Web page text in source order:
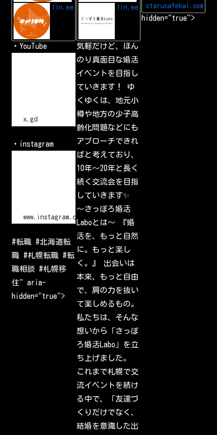
lin.ee
・YouTube
h
t
s
/
/
x
.
g
d
/
p
l
d
x.gd
・instagram
L
o
g
i
n
•
I
n
g
a
W
l
o
b
a
c
k
t
o
I
n
t
a
g
r
a
.
S
i
www.instagram.com
#転職 #北海道転
職 #札幌転職 #転
職相談 #札幌移
住" aria-
hidden="true">
r
i
e
lin.ee
気軽だけど、ほん
のり真面目な婚活
イベントを目指し
ていきます！ ゆ
くゆくは、地元小
樽や地方の少子高
齢化問題などにも
アプローチできれ
ばと考えており、
10年〜20年と長く
続く交流会を目指
していきます✨
〜さっぽろ婚活
Laboとは〜 『婚
活を、もっと自然
に。もっと楽し
く。』 出会いは
本来、もっと自由
で、肩の力を抜い
て楽しめるもの。
私たちは、そんな
想いから「さっぽ
ろ婚活Labo」を立
ち上げました。
これまで札幌で交
流イベントを続け
る中で、「友達づ
くりだけでなく、
結婚を意識した出
otarucafekai.com
hidden="true">